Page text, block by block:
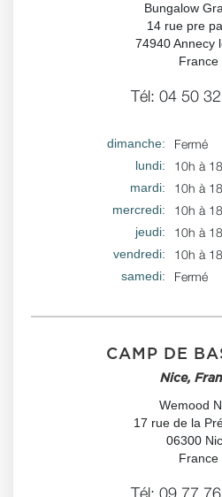
Bungalow
14 rue pre
74940 Annecy
France
Tél: 04 50
dimanche: Fermé
lundi: 10h à
mardi: 10h à
mercredi: 10h à
jeudi: 10h à
vendredi: 10h à
samedi: Fermé
CAMP DE
Nice,
Wemood
17 rue de la
06300
France
Tél: 09 77